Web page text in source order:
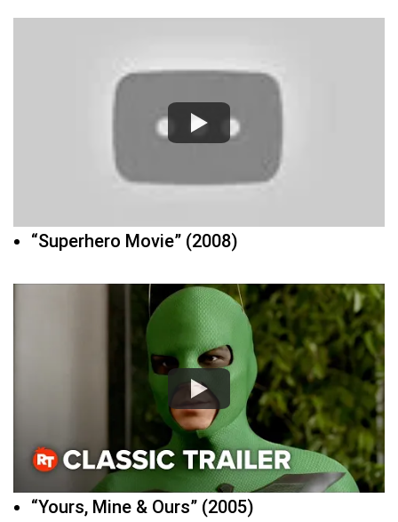
“Superhero Movie” (2008)
“Yours, Mine & Ours” (2005)